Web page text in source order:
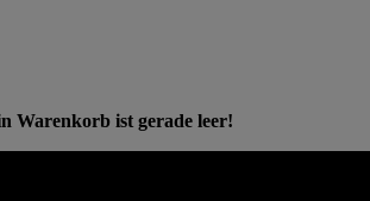
Warenkorb ist gerade leer!